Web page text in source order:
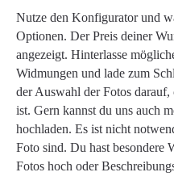
Nutze den Konfigurator und
Optionen. Der Preis deiner
angezeigt. Hinterlasse
Widmungen und lade zum
der Auswahl der Fotos darauf,
ist. Gern kannst du uns auch
hochladen. Es ist nicht
Foto sind. Du hast besondere
Fotos hoch oder